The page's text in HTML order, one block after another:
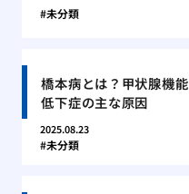
未分類
橋本病とは？甲状腺機能
低下症の主な原因
2025.08.23
未分類